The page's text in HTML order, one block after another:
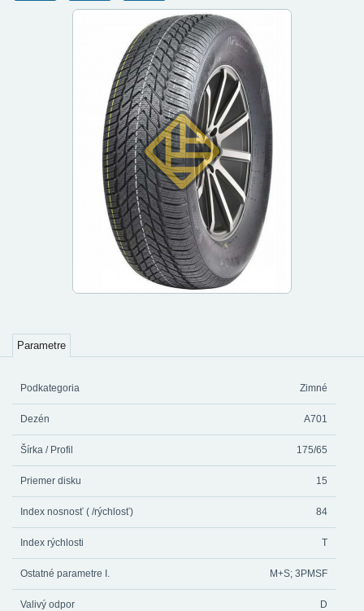
Parametre
Podkategoria Zimné
Dezén A701
Šírka / Profil 175/65
Priemer disku 15
Index nosnosť ( /rýchlosť) 84
Index rýchlosti T
Ostatné parametre I. M+S; 3PMSF
Valivý odpor D